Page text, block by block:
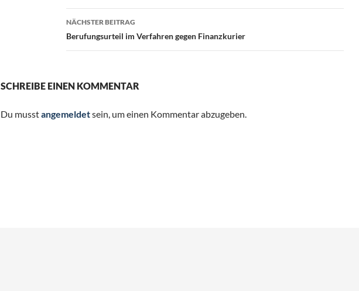
NÄCHSTER BEITRAG
Berufungsurteil im Verfahren gegen Finanzkurier
SCHREIBE EINEN KOMMENTAR
Du musstangemeldetsein, um einen Kommentar abzugeben.